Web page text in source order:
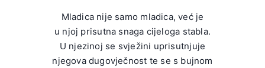
Mladica nije samo mladica, već je
u njoj prisutna snaga cijeloga stabla.
U njezinoj se svježini uprisutnjuje
njegova dugovječnost te se s bujnom